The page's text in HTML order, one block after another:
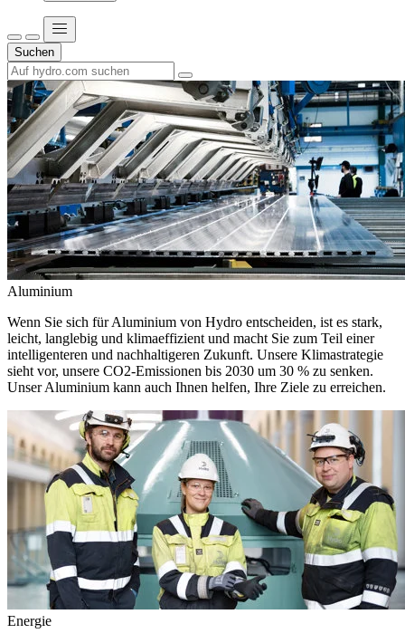
Suchen
Aluminium
Wenn Sie sich für Aluminium von Hydro entscheiden, ist es stark,
leicht, langlebig und klimaeffizient und macht Sie zum Teil einer
intelligenteren und nachhaltigeren Zukunft. Unsere Klimastrategie
sieht vor, unsere CO2-Emissionen bis 2030 um 30 % zu senken.
Unser Aluminium kann auch Ihnen helfen, Ihre Ziele zu erreichen.
Energie